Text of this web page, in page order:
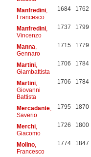
Manfredini,
Francesco
1684 1762
Manfredini,
Vincenzo
1737 1799
Manna
Gennaro
1715 1779
Martini,
Giambattista
1706 1784
Martini,
Giovanni
Battista
1706 1784
Mercadante,
Saverio
1795 1870
Merchi,
Giacomo
1726 1800
Molino,
Francesco
1774 1847